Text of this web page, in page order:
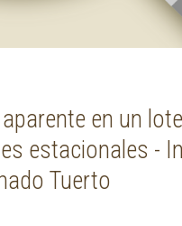
en un
estacionales -
Tuerto